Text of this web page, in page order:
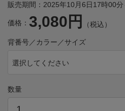
販売期間：2025年10月6日17時00
価格： 3,080円 （税込）
背番号／カラー／サイズ
選択してください
数量